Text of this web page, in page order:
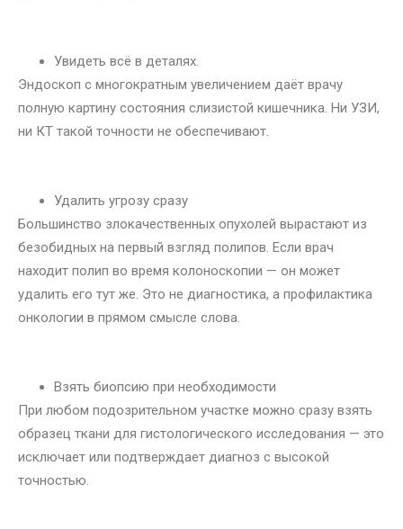
Увидеть всё в деталях.
Эндоскоп с многократным увеличением даёт врачу
полную картину состояния слизистой кишечника. Ни УЗИ,
ни КТ такой точности не обеспечивают.
Удалить угрозу сразу
Большинство злокачественных опухолей вырастают из
безобидных на первый взгляд полипов. Если врач
находит полип во время колоноскопии — он может
удалить его тут же. Это не диагностика, а профилактика
онкологии в прямом смысле слова.
Взять биопсию при необходимости
При любом подозрительном участке можно сразу взять
образец ткани для гистологического исследования — это
исключает или подтверждает диагноз с высокой
точностью.